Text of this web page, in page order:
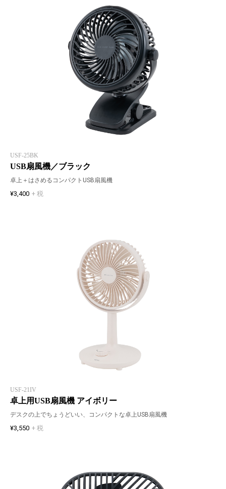
USF-25BK
USB扇風機／ブラック
卓上＋はさめるコンパクトUSB扇風機
¥3,400 + 税
USF-21IV
卓上用USB扇風機 アイボリー
デスクの上でちょうどいい、コンパクトな卓上USB扇風機
¥3,550 + 税